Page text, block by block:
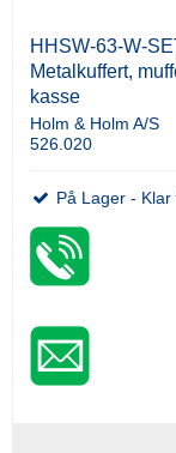
HHSW-63-W-
Metalkuffert,
kasse
Holm & Holm A/S
526.020
På Lager -